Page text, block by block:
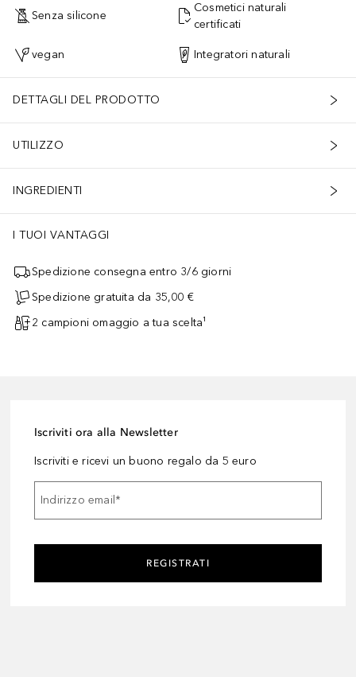
Senza silicone
Cosmetici naturali
certificati
vegan Integratori naturali
DETTAGLI DEL PRODOTTO
UTILIZZO
INGREDIENTI
I TUOI VANTAGGI
Spedizione consegna entro 3/6 giorni
Spedizione gratuita da 35,00 €
2 campioni omaggio a tua scelta¹
Iscriviti ora alla Newsletter
Iscriviti e ricevi un buono regalo da 5 euro
Indirizzo email*
REGISTRATI